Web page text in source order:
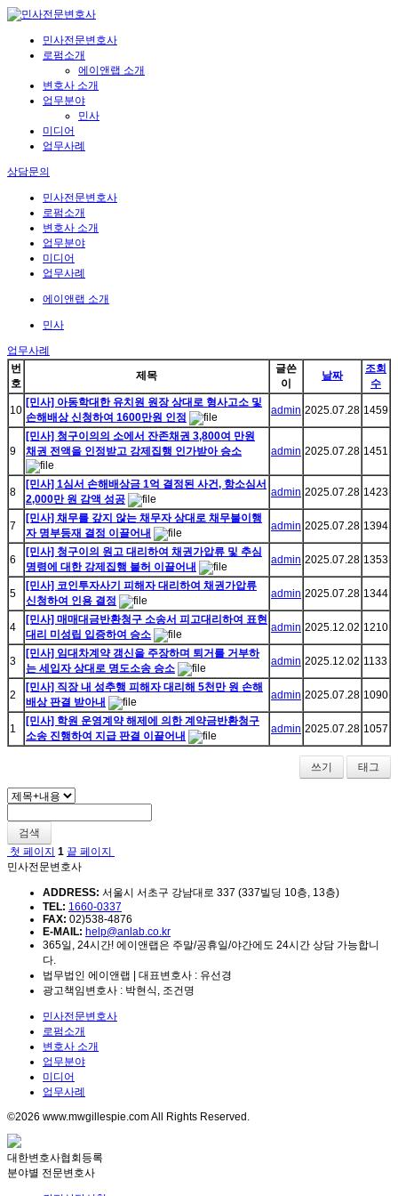
민사전문변호사
로펌소개
에이앤랩 소개
변호사 소개
업무분야
민사
미디어
업무사례
상담문의
민사전문변호사
로펌소개
변호사 소개
업무분야
미디어
업무사례
에이앤랩 소개
민사
업무사례
번
호
제목
글쓴
이
날짜
조회
수
10
[민사] 아동학대한 유치원 원장 상대로 형사고소 및
손해배상 신청하여 1600만원 인정
admin 2025.07.28 1459
9
[민사] 청구이의의 소에서 잔존채권 3,800여 만원
채권 전액을 인정받고 강제집행 인가받아 승소
admin 2025.07.28 1451
8
[민사] 1심서 손해배상금 1억 결정된 사건, 항소심서
2,000만 원 감액 성공
admin 2025.07.28 1423
7
[민사] 채무를 갚지 않는 채무자 상대로 채무불이행
자 명부등재 결정 이끌어내
admin 2025.07.28 1394
6
[민사] 청구이의 원고 대리하여 채권가압류 및 추심
명령에 대한 강제집행 불허 이끌어내
admin 2025.07.28 1353
5
[민사] 코인투자사기 피해자 대리하여 채권가압류
신청하여 인용 결정
admin 2025.07.28 1344
4
[민사] 매매대금반환청구 소송서 피고대리하여 표현
대리 미성립 입증하여 승소
admin 2025.12.02 1210
3
[민사] 임대차계약 갱신을 주장하며 퇴거를 거부하
는 세입자 상대로 명도소송 승소
admin 2025.12.02 1133
2
[민사] 직장 내 성추행 피해자 대리해 5천만 원 손해
배상 판결 받아내
admin 2025.07.28 1090
1
[민사] 학원 운영계약 해제에 의한 계약금반환청구
소송 진행하여 지급 판결 이끌어내
admin 2025.07.28 1057
쓰기 태그
검색
첫 페이지 1 끝 페이지
민사전문변호사
ADDRESS: 서울시 서초구 강남대로 337 (337빌딩 10층, 13층)
TEL: 1660-0337
FAX: 02)538-4876
E-MAIL: help@anlab.co.kr
365일, 24시간! 에이앤랩은 주말/공휴일/야간에도 24시간 상담 가능합니
다.
법무법인 에이앤랩 | 대표변호사 : 유선경
광고책임변호사 : 박현식, 조건명
민사전문변호사
로펌소개
변호사 소개
업무분야
미디어
업무사례
©2026 www.mwgillespie.com All Rights Reserved.
대한변호사협회등록
분야별 전문변호사